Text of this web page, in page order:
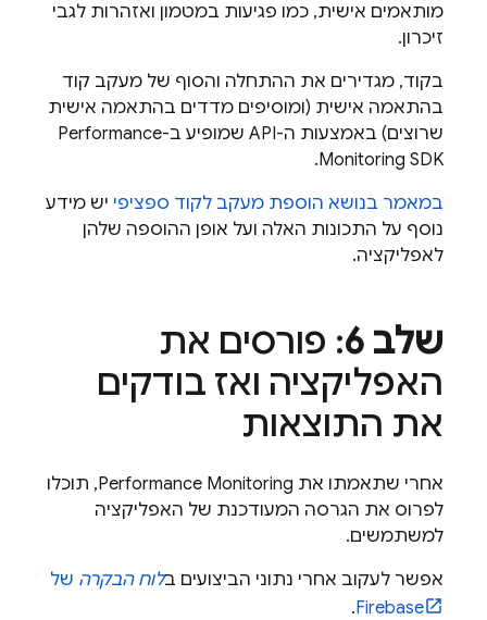
מותאמים אישית, כמו פגיעות במטמון ואזהרות לגבי
זיכרון.
בקוד, מגדירים את ההתחלה והסוף של מעקב קוד
בהתאמה אישית (ומוסיפים מדדים בהתאמה אישית
שרוצים) באמצעות ה-API שמופיע ב-
Performance
Monitoring SDK.
במאמר בנושא הוספת מעקב לקוד ספציפי יש מידע
נוסף על התכונות האלה ועל אופן ההוספה שלהן
לאפליקציה.
שלב 6
: פורסים את
האפליקציה ואז בודקים
את התוצאות
אחרי שתאמתו את Performance Monitoring, תוכלו
לפרוס את הגרסה המעודכנת של האפליקציה
למשתמשים.
אפשר לעקוב אחרי נתוני הביצועים בלוח הבקרה של
Firebase
.